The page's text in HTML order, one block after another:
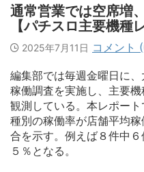
通常営業では空席増
【パチスロ主要機種
2025年7月11日 コメント
編集部では毎週金曜日に
稼働調査を実施し、主要
観測している。本レポー
種別の稼働率が店舗平均
合を示す。例えば８件中
５％となる。